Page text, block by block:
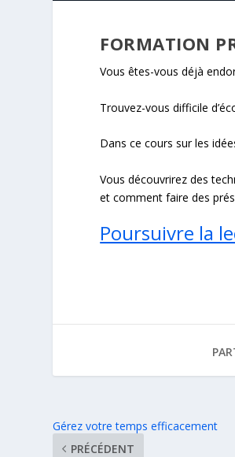
FORMATION
Vous êtes-vous déjà
Trouvez-vous difficile
Dans ce cours sur les
Vous découvrirez des
et comment faire des
Poursuivre la
Gérez votre temps efficacement
PRÉCÉDENT